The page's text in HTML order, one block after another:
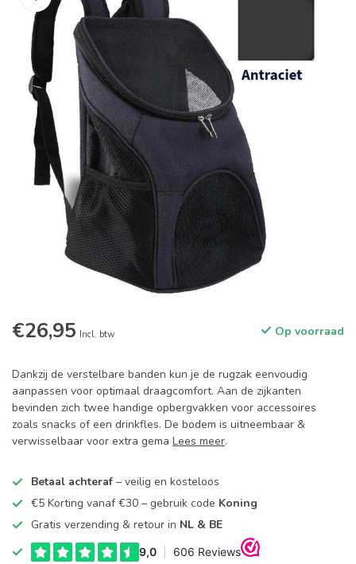
€26,95 Incl. btw Op voorraad
Dankzij de verstelbare banden kun je de rugzak eenvoudig
aanpassen voor optimaal draagcomfort. Aan de zijkanten
bevinden zich twee handige opbergvakken voor accessoires
zoals snacks of een drinkfles. De bodem is uitneembaar &
verwisselbaar voor extra gema Lees meer.
Betaal achteraf – veilig en kosteloos
€5 Korting vanaf €30 – gebruik code Koning
Gratis verzending & retour in NL & BE